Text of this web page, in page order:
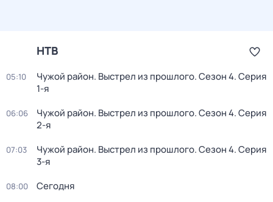
НТВ
05:10 Чужой район. Выстрел из прошлого. Сезон 4. Серия
1-я
06:06 Чужой район. Выстрел из прошлого. Сезон 4. Серия
2-я
07:03 Чужой район. Выстрел из прошлого. Сезон 4. Серия
3-я
08:00 Сегодня